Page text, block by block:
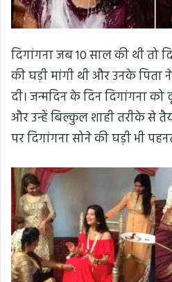
दिगांगना जब 10 साल की थी तो
की घड़ी मांगी थी और उनके पिता
दी। जन्मदिन के दिन दिगांगना
और उन्हें बिल्कुल शाही तरीके से
पर दिगांगना सोने की घड़ी भी